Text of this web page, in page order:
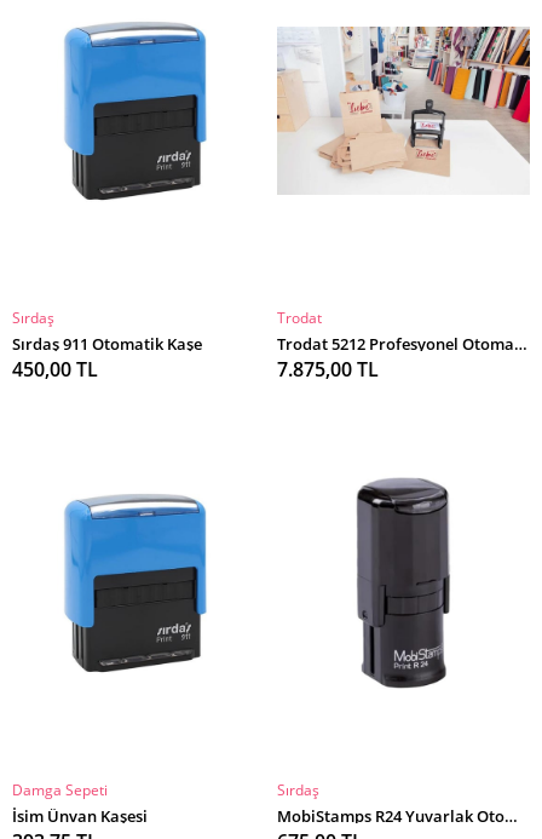
SEPETE EKLE
Sırdaş
Sırdaş 911 Otomatik Kaşe
450,00 TL
SEPETE EKLE
Trodat
Trodat 5212 Profesyonel Otomatik Kaşe
7.875,00 TL
SEPETE EKLE
Damga Sepeti
İsim Ünvan Kaşesi
SEPETE EKLE
Sırdaş
MobiStamps R24 Yuvarlak Otomatik Kaşe